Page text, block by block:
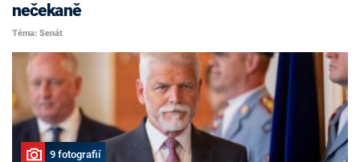
nečekaně
Téma: Senát
9 fotografií